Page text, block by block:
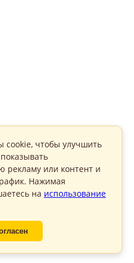
чтобы улучшить
рекламу или контент и
Нажимая
на использование